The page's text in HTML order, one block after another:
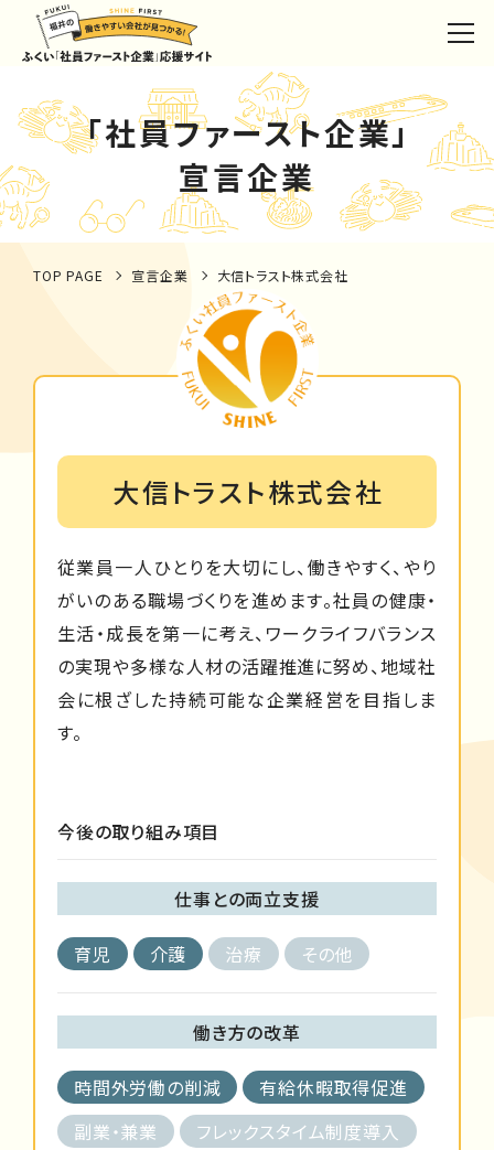
「社員ファースト企業」
宣言企業
TOP PAGE 宣言企業 大信トラスト株式会社
大信トラスト株式会社
従業員一人ひとりを大切にし、働きやすく、やり
がいのある職場づくりを進めます。社員の健康・
生活・成長を第一に考え、ワークライフバランス
の実現や多様な人材の活躍推進に努め、地域社
会に根ざした持続可能な企業経営を目指しま
す。
今後の取り組み項目
仕事との両立支援
育児 介護 治療 その他
働き方の改革
時間外労働の削減
有給休暇取得促進
副業・兼業
フレックスタイム制度導入